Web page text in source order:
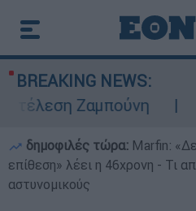
BREAKING NEWS:
Ζαμπούνη
δημοφιλές τώρα: Marfin:
επίθεση» λέει η 46χρονη - Τι
αστυνομικούς